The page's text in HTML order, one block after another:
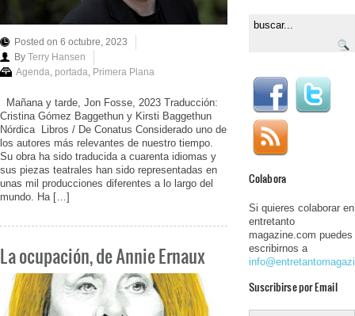
Posted on 6 octubre, 2023
By Terry Hansen
Agenda, portada, Primera Plana
Mañana y tarde, Jon Fosse, 2023 Traducción:
Cristina Gómez Baggethun y Kirsti Baggethun
Nórdica Libros / De Conatus Considerado uno de
los autores más relevantes de nuestro tiempo.
Su obra ha sido traducida a cuarenta idiomas y
sus piezas teatrales han sido representadas en
unas mil producciones diferentes a lo largo del
mundo. Ha […]
La ocupación, de Annie Ernaux
Colabora
Si quieres colaborar en
entretanto
magazine.com puedes
escribirnos a
Suscribirse por Email